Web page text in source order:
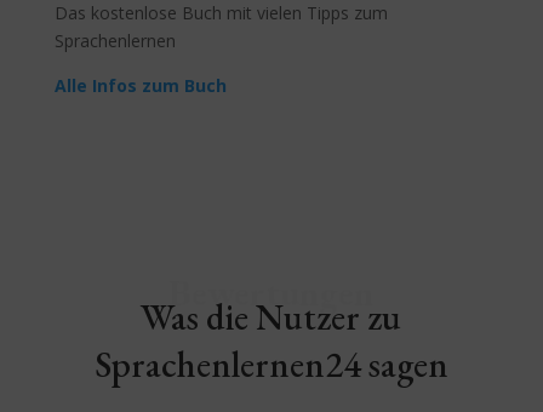
Das kostenlose Buch mit vielen Tipps zum
Sprachenlernen
Alle Infos zum Buch
Bewertungen
Was die Nutzer zu
Sprachenlernen24 sagen